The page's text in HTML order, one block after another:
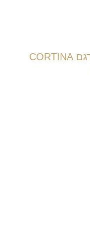
מגוון עודפי כלי פורצלן משובח דגם CORTINA